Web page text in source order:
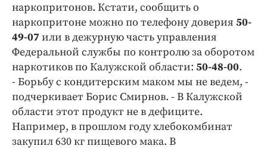
наркопритонов. Кстати, сообщить о
наркопритоне можно по телефону доверия 50-
49-07 или в дежурную часть управления
Федеральной службы по контролю за оборотом
наркотиков по Калужской области: 50-48-00.
- Борьбу с кондитерским маком мы не ведем, -
подчеркивает Борис Смирнов. - В Калужской
области этот продукт не в дефиците.
Например, в прошлом году хлебокомбинат
закупил 630 кг пищевого мака. В